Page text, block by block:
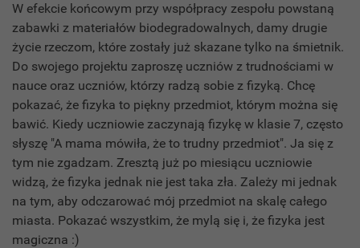
W efekcie końcowym przy współpracy zespołu powstaną
zabawki z materiałów biodegradowalnych, damy drugie
życie rzeczom, które zostały już skazane tylko na śmietnik.
Do swojego projektu zaproszę uczniów z trudnościami w
nauce oraz uczniów, którzy radzą sobie z fizyką. Chcę
pokazać, że fizyka to piękny przedmiot, którym można się
bawić. Kiedy uczniowie zaczynają fizykę w klasie 7, często
słyszę "A mama mówiła, że to trudny przedmiot". Ja się z
tym nie zgadzam. Zresztą już po miesiącu uczniowie
widzą, że fizyka jednak nie jest taka zła. Zależy mi jednak
na tym, aby odczarować mój przedmiot na skalę całego
miasta. Pokazać wszystkim, że mylą się i, że fizyka jest
magiczna :)